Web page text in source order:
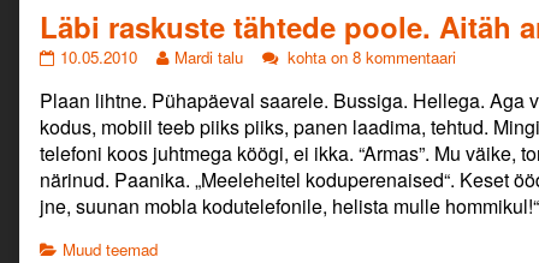
ikka
õnne?!,
Läbi raskuste tähtede poole. Aitäh
Läbi
tähtede
poole.
Aitäh
armas
tundmatu!
published
10.05.2010
Read
posts
by
the
author
of
Läbi
Mardi talu
Läbi
tähtede
poole.
Aitäh
armas
tundmatu!
kohta on 8 kommentaari
Plaan lihtne. Pühapäeval saarele. Bussiga. Hellega. Aga
kodus, mobiil teeb piiks piiks, panen laadima, tehtud.
telefoni koos juhtmega köögi, ei ikka. “Armas”. Mu väike,
närinud. Paanika. „Meeleheitel koduperenaised“. Keset
jne, suunan mobla kodutelefonile, helista mulle hommikul!“
Categories
Muud teemad